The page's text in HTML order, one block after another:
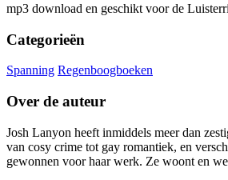
mp3 download en geschikt voor de
Categorieën
Spanning Regenboogboeken
Over de auteur
Josh Lanyon heeft inmiddels meer dan
van cosy crime tot gay romantiek, en
gewonnen voor haar werk. Ze woont en